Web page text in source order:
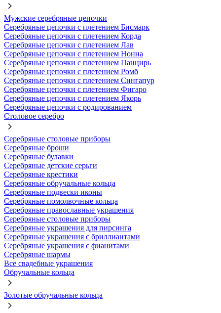
Мужские серебряные цепочки
Серебряные цепочки с плетением Бисмарк
Серебряные цепочки с плетением Корда
Серебряные цепочки с плетением Лав
Серебряные цепочки с плетением Нонна
Серебряные цепочки с плетением Панцирь
Серебряные цепочки с плетением Ромб
Серебряные цепочки с плетением Сингапур
Серебряные цепочки с плетением Фигаро
Серебряные цепочки с плетением Якорь
Серебряные цепочки с родированием
Столовое серебро
Серебряные столовые приборы
Серебряные броши
Серебряные булавки
Серебряные детские серьги
Серебряные крестики
Серебряные обручальные кольца
Серебряные подвески иконы
Серебряные помолвочные кольца
Серебряные православные украшения
Серебряные столовые приборы
Серебряные украшения для пирсинга
Серебряные украшения с бриллиантами
Серебряные украшения с фианитами
Серебряные шармы
Все свадебные украшения
Обручальные кольца
Золотые обручальные кольца